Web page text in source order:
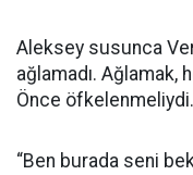
Aleksey susunca
ağlamadı. Ağlamak,
Önce öfkelenmeliydi.
“Ben burada seni